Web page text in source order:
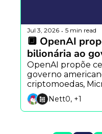
Jul 3, 2026 • 5 min read
🔲 OpenAI
bilionária ao
OpenAI propõe
governo
criptomoedas,
bilionária para
tokeniza suas
Nett0, +1